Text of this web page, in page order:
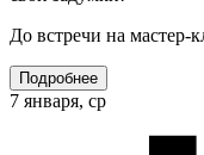
До встречи на мастер-
Подробнее
7 января, ср